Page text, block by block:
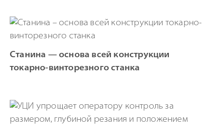
Станина — основа всей конструкции
токарно-винторезного станка